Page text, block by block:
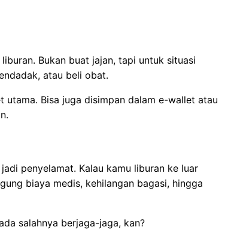
Bukan buat jajan, tapi untuk situasi
atau beli obat.
Bisa juga disimpan dalam e-wallet atau
penyelamat. Kalau kamu liburan ke luar
biaya medis, kehilangan bagasi, hingga
salahnya berjaga-jaga, kan?